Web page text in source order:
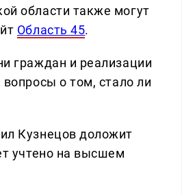
области также могут
Область 45.
граждан и реализации
о том, стало ли
Кузнецов доложит
учтено на высшем